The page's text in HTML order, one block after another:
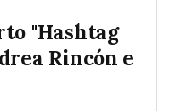
"Hashtag
Rincón e